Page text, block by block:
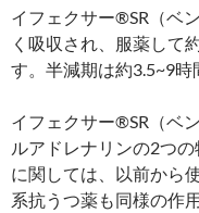
イフェクサー®SR（ベ
く吸収され、服薬して
す。半減期は約3.5~9時
イフェクサー®SR（ベ
ルアドレナリンの2つ
に関しては、以前から
系抗うつ薬も同様の作